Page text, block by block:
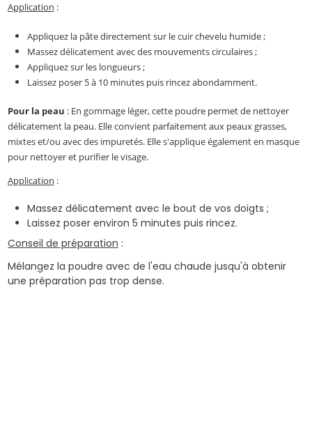
Application :
Appliquez la pâte directement sur le cuir chevelu humide ;
Massez délicatement avec des mouvements circulaires ;
Appliquez sur les longueurs ;
Laissez poser 5 à 10 minutes puis rincez abondamment.
Pour la peau : En gommage léger, cette poudre permet de nettoyer
délicatement la peau. Elle convient parfaitement aux peaux grasses,
mixtes et/ou avec des impuretés. Elle s'applique également en masque
pour nettoyer et purifier le visage.
Application :
Massez délicatement avec le bout de vos doigts ;
Laissez poser environ 5 minutes puis rincez.
Conseil de préparation :
Mélangez la poudre avec de l'eau chaude jusqu'à obtenir
une préparation pas trop dense.